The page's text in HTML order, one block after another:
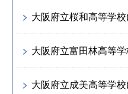
大阪府立桜和高等学
大阪府立富田林高等
大阪府立成美高等学